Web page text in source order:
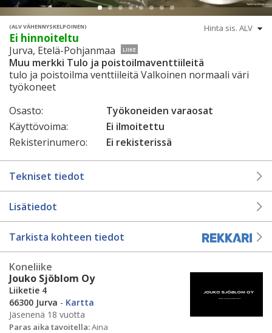
(ALV VÄHENNYSKELPOINEN)
Ei hinnoiteltu
Jurva, Etelä-Pohjanmaa LIIKE
Muu merkki Tulo ja poistoilmaventtiileitä
tulo ja poistoilma venttiileitä Valkoinen normaali väri
työkoneet
Osasto:
Työkoneiden varaosat
Käyttövoima:
Ei ilmoitettu
Rekisterinumero:
Ei rekisterissä
Tekniset tiedot
Lisätiedot
Tarkista kohteen tiedot
Koneliike
Jouko Sjöblom Oy
Liiketie 4
66300 Jurva - Kartta
Jäsenenä 18 vuotta
Paras aika tavoitella:Aina